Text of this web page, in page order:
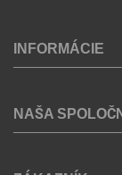
INFORMÁCIE
NAŠA